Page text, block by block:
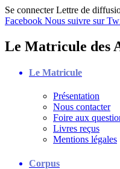
Se connecter Lettre de
Facebook Nous suivre sur
Le Matricule des
Le Matricule
Présentation
Nous contacter
Foire aux
Livres reçus
Mentions légales
Corpus